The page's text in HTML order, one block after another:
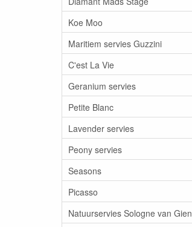
Koe Moo
Maritiem servies Guzzini
C'est La Vie
Geranium servies
Petite Blanc
Lavender servies
Peony servies
Seasons
Picasso
Natuurservies Sologne van Gien